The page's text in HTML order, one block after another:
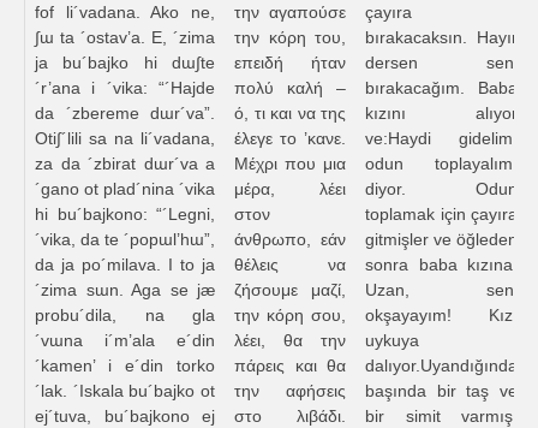
fof li´vadana. Ako ne,
∫ɯ ta ´ostav’a. E, ´zima
ja bu´bajko hi dɯ∫te
´r’ana i ´vika: “´Hajde
da ´zbereme dɯr´va”.
Oti∫´lili sa na li´vadana,
za da ´zbirat dɯr´va a
´gano ot plad´nina ´vika
hi bu´bajkono: “´Legni,
´vika, da te ´popɯl’hɯ”,
da ja po´milava. I to ja
´zima sɯn. Aga se jæ
probu´dila, na gla
´vɯna i´m’ala e´din
´kamen’ i e´din torko
´lak. ´Iskala bu´bajko ot
ej´tuva, bu´bajkono ej
την αγαπούσε
την κόρη του,
επειδή ήταν
πολύ καλή –
ό, τι και να της
έλεγε το ’κανε.
Μέχρι που μια
μέρα, λέει
στον
άνθρωπο, εάν
θέλεις να
ζήσουμε μαζί,
την κόρη σου,
λέει, θα την
πάρεις και θα
την αφήσεις
στο λιβάδι.
çayıra
bırakacaksın. Hayır
dersen seni
bırakacağım. Baba
kızını alıyor
ve:Haydi gidelim,
odun toplayalım,
diyor. Odun
toplamak için çayıra
gitmişler ve öğleden
sonra baba kızına:
Uzan, seni
okşayayım! Kız
uykuya
dalıyor.Uyandığında
başında bir taş ve
bir simit varmış.